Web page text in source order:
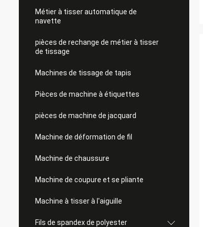
Métier à tisser automatique de
navette
pièces de rechange de métier à tisser
de tissage
Machines de tissage de tapis
Pièces de machine à étiquettes
pièces de machine de jacquard
Machine de déformation de fil
Machine de chaussure
Machine de coupure et se pliante
Machine à tisser à l'aiguille
Fils de spandex de polyester